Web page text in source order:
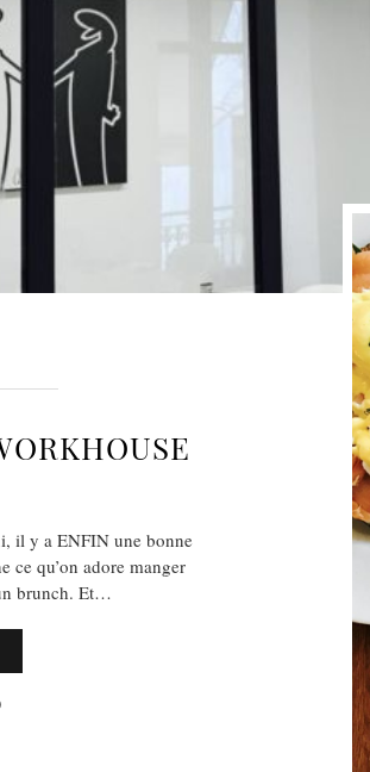
il y a ENFIN une bonne
ce qu’on adore manger
brunch. Et…